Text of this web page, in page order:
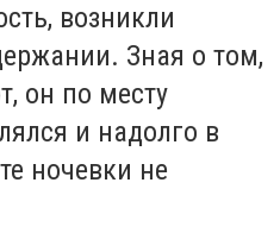
возникли
Зная о том,
он по месту
и надолго в
ночевки не